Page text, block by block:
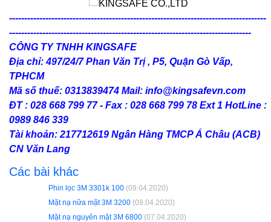
-------------------------------------------------------------------------------------
--------------------------------------------------------------------------------
CÔNG TY TNHH KINGSAFE
Địa chỉ: 497/24/7 Phan Văn Trị , P5, Quận Gò Vấp,
TPHCM
Mã số thuế: 0313839474 Mail: info@kingsafevn.com
ĐT : 028 668 799 77 - Fax : 028 668 799 78 Ext 1 HotLine :
0989 846 339
Tài khoản: 217712619 Ngân Hàng TMCP Á Châu (ACB)
CN Văn Lang
Các bài khác
Phin lọc 3M 3301k 100 (09.04.2020)
Mặt nạ nữa mặt 3M 3200 (09.04.2020)
Mặt nạ nguyên mặt 3M 6800 (07.04.2020)